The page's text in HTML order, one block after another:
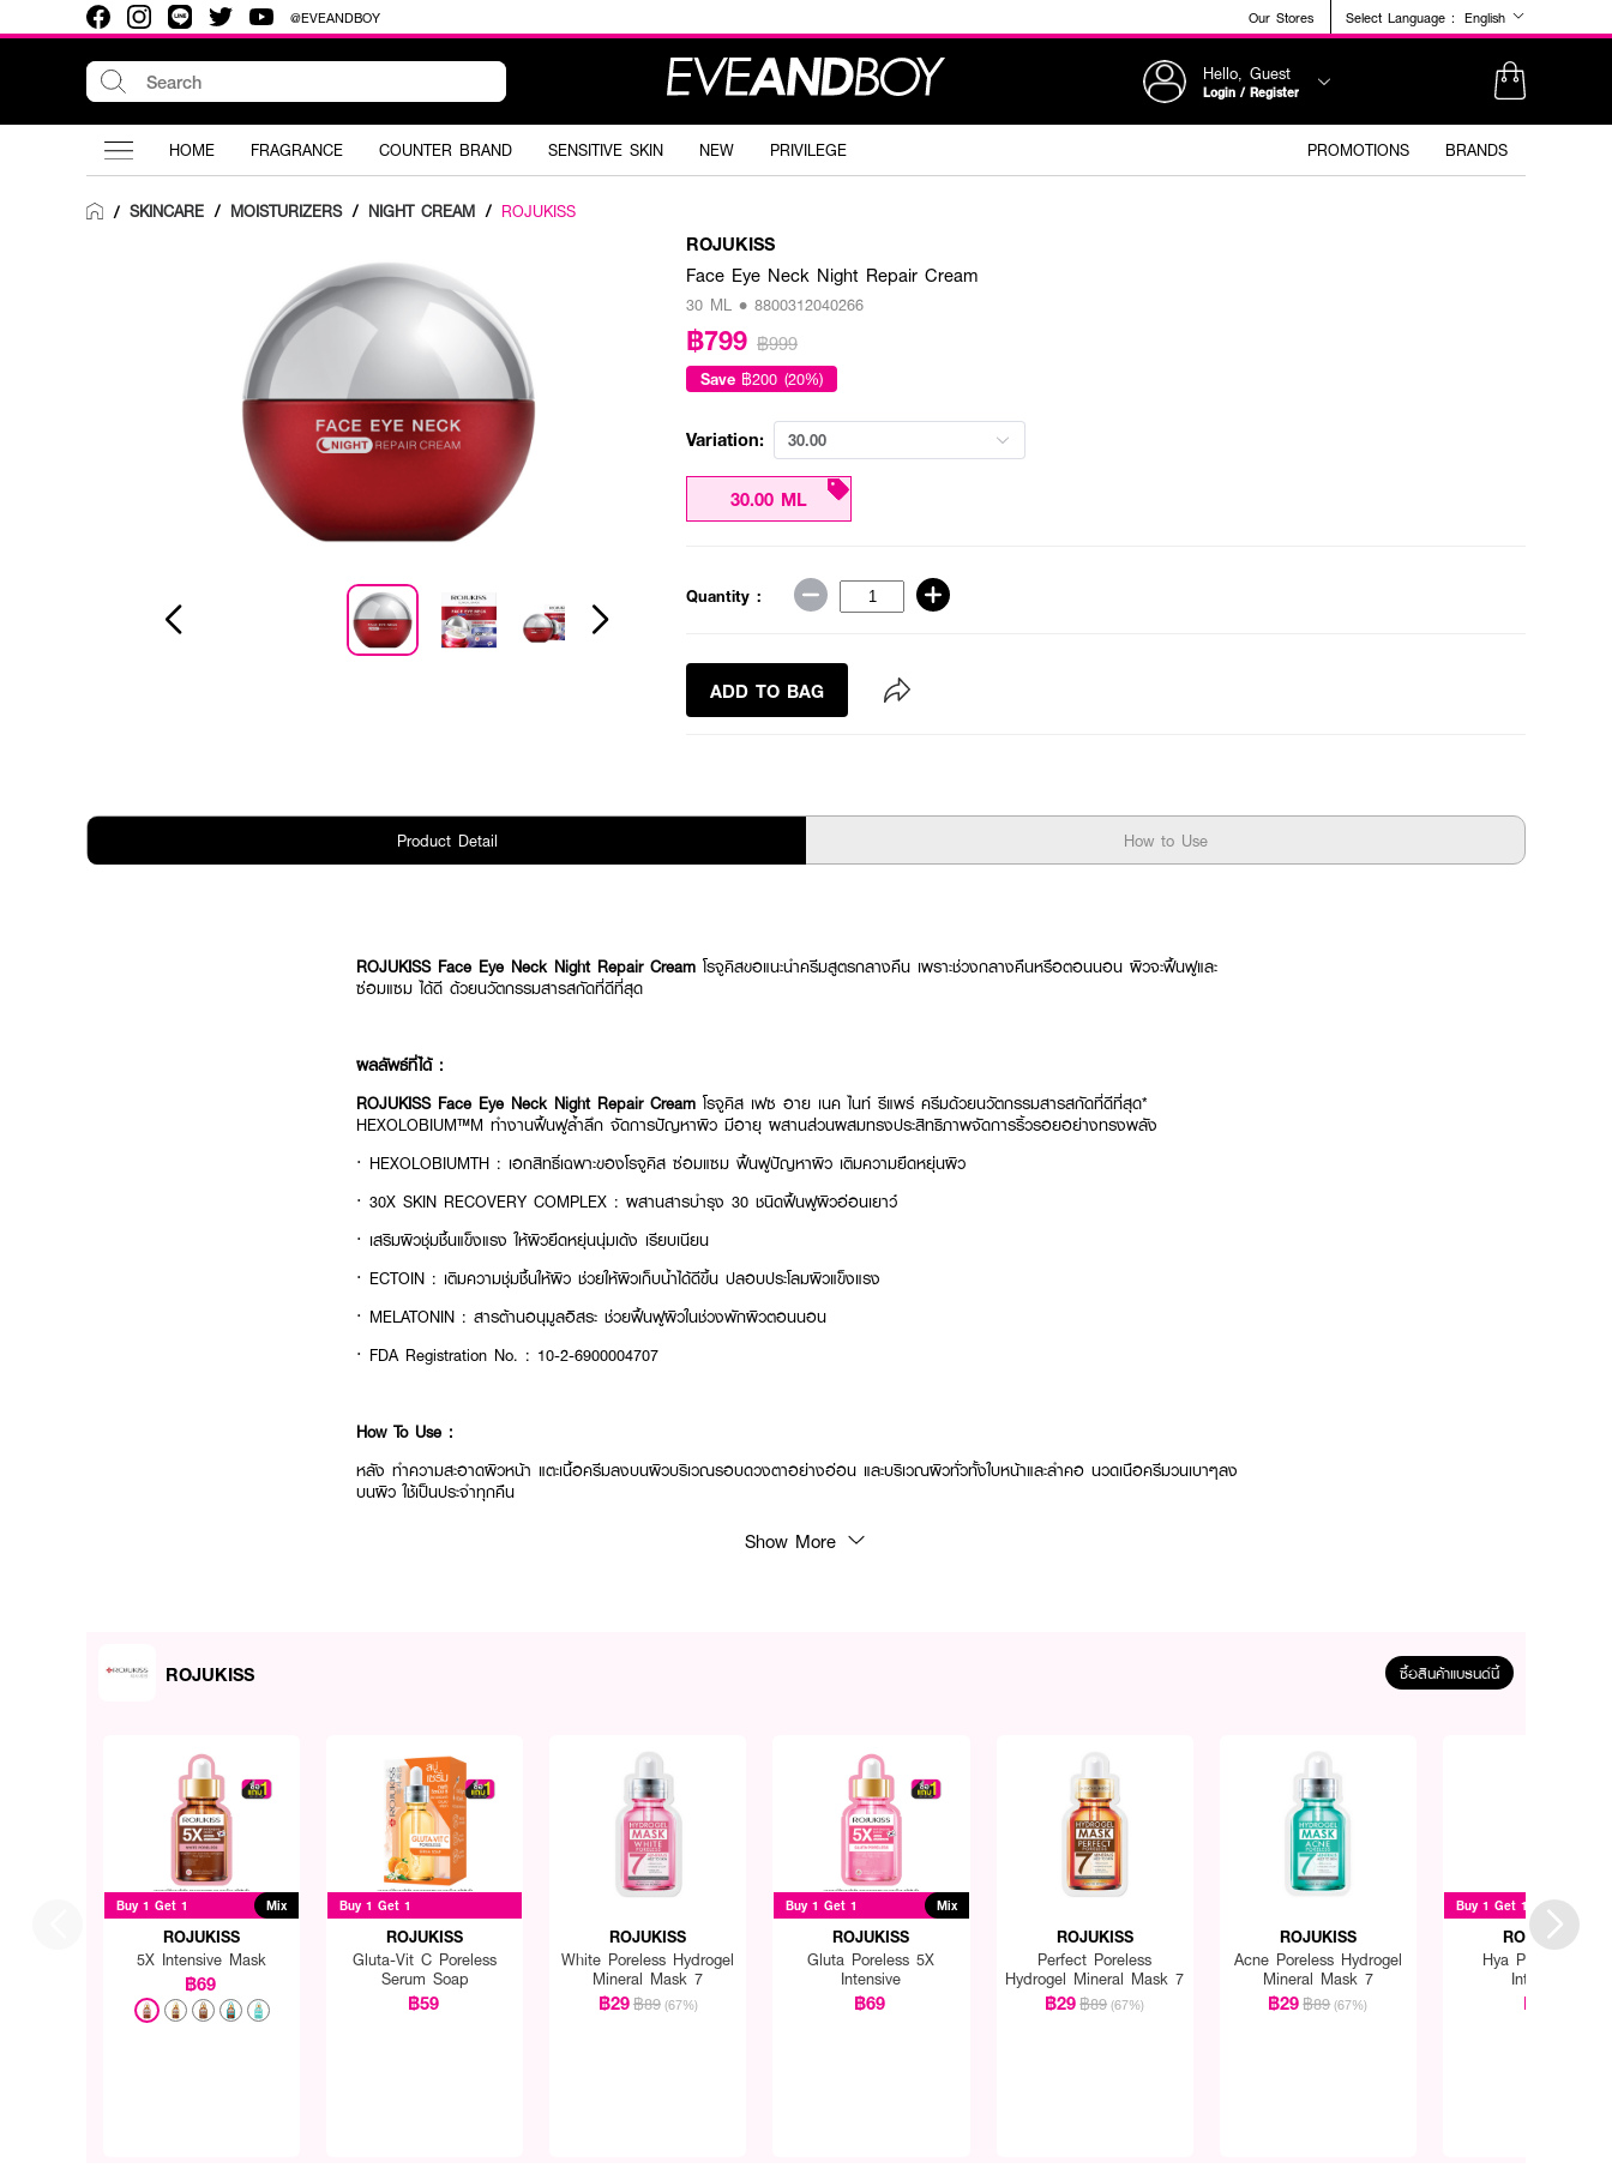
@EVEANDBOY Our Stores Select Language : English
Hello, Guest
Login / Register
HOME FRAGRANCE COUNTER BRAND SENSITIVE SKIN NEW PRIVILEGE PROMOTIONS BRANDS
/ SKINCARE / MOISTURIZERS / NIGHT CREAM / ROJUKISS
ROJUKISS
Face Eye Neck Night Repair Cream
30 ML • 8800312040266
฿799 ฿999
Save ฿200 (20%)
Variation: 30.00
30.00 ML
Quantity :
ADD TO BAG
Product Detail How to Use
ROJUKISS Face Eye Neck Night Repair Cream โรจูคิสขอแนะนำครีมสูตรกลางคืน เพราะช่วงกลางคืนหรือตอนนอน ผิวจะฟื้นฟูและ
ซ่อมแซม ได้ดี ด้วยนวัตกรรมสารสกัดที่ดีที่สุด
ผลลัพธ์ที่ได้ :
ROJUKISS Face Eye Neck Night Repair Cream โรจูคิส เฟซ อาย เนค ไนท์ รีแพร์ ครีมด้วยนวัตกรรมสารสกัดที่ดีที่สุด*
HEXOLOBIUM™M ทำงานฟื้นฟูล้ำลึก จัดการปัญหาผิว มีอายุ ผสานส่วนผสมทรงประสิทธิภาพจัดการริ้วรอยอย่างทรงพลัง
· HEXOLOBIUMTH : เอกสิทธิ์เฉพาะของโรจูคิส ซ่อมแซม ฟื้นฟูปัญหาผิว เติมความยืดหยุ่นผิว
· 30X SKIN RECOVERY COMPLEX : ผสานสารบำรุง 30 ชนิดฟื้นฟูผิวอ่อนเยาว์
· เสริมผิวชุ่มชื้นแข็งแรง ให้ผิวยืดหยุ่นนุ่มเด้ง เรียบเนียน
· ECTOIN : เติมความชุ่มชื้นให้ผิว ช่วยให้ผิวเก็บน้ำได้ดีขึ้น ปลอบประโลมผิวแข็งแรง
· MELATONIN : สารต้านอนุมูลอิสระ ช่วยฟื้นฟูผิวในช่วงพักผิวตอนนอน
· FDA Registration No. : 10-2-6900004707
How To Use :
หลัง ทำความสะอาดผิวหน้า แตะเนื้อครีมลงบนผิวบริเวณรอบดวงตาอย่างอ่อน และบริเวณผิวทั่วทั้งใบหน้าและลำคอ นวดเนือครีมวนเบาๆลง
บนผิว ใช้เป็นประจำทุกคืน
Show More
ROJUKISS ซื้อสินค้าแบรนด์นี้
Buy 1 Get 1 Mix
ROJUKISS
5X Intensive Mask
฿69
Buy 1 Get 1
ROJUKISS
Gluta-Vit C Poreless
Serum Soap
฿59
ROJUKISS
White Poreless Hydrogel
Mineral Mask 7
฿29฿89 (67%)
Buy 1 Get 1 Mix
ROJUKISS
Gluta Poreless 5X
Intensive
฿69
ROJUKISS
Perfect Poreless
Hydrogel Mineral Mask 7
฿29฿89 (67%)
ROJUKISS
Acne Poreless Hydrogel
Mineral Mask 7
฿29฿89 (67%)
Buy 1 Get 1
ROJUKISS
Hya Poreless 5X
Intensive
฿69